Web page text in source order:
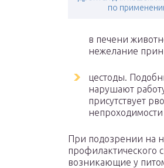
по
в печени
нежелание
цестоды.
нарушают
присутствует
При подозрении на
профилактического
возникающие у